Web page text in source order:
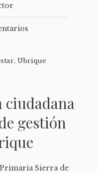
, Ubrique
gestión
Sierra de